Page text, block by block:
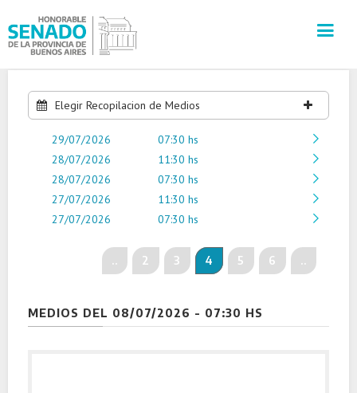
SECRETARÍAS
PRENSA
CULTURA
VISITAS GUIADAS
CONTACTO
Elegir Recopilacion de Medios
29/07/2026
07:30 hs
28/07/2026
11:30 hs
28/07/2026
07:30 hs
27/07/2026
11:30 hs
27/07/2026
07:30 hs
.. 2 3 4 5 6 ..
MEDIOS DEL 08/07/2026 - 07:30 HS